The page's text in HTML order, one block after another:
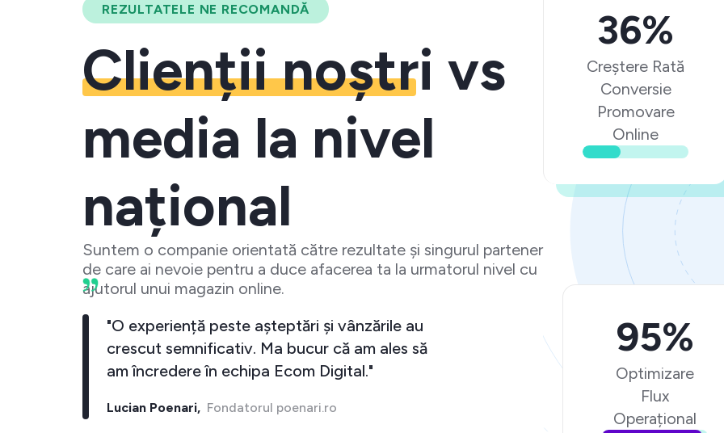
REZULTATELE NE RECOMANDĂ
Clienții noștri vs
media la nivel
național
Suntem o companie orientată către rezultate și singurul partener
de care ai nevoie pentru a duce afacerea ta la urmatorul nivel cu
ajutorul unui magazin online.
"O experiență peste așteptări și vânzările au
crescut semnificativ. Ma bucur că am ales să
am încredere în echipa Ecom Digital."
Lucian Poenari, Fondatorul poenari.ro
36%
Creștere Rată
Conversie
Promovare
Online
95%
Optimizare
Flux
Operațional